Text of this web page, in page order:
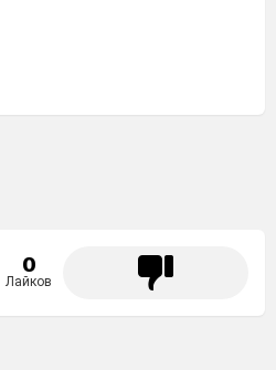
0
Лайков